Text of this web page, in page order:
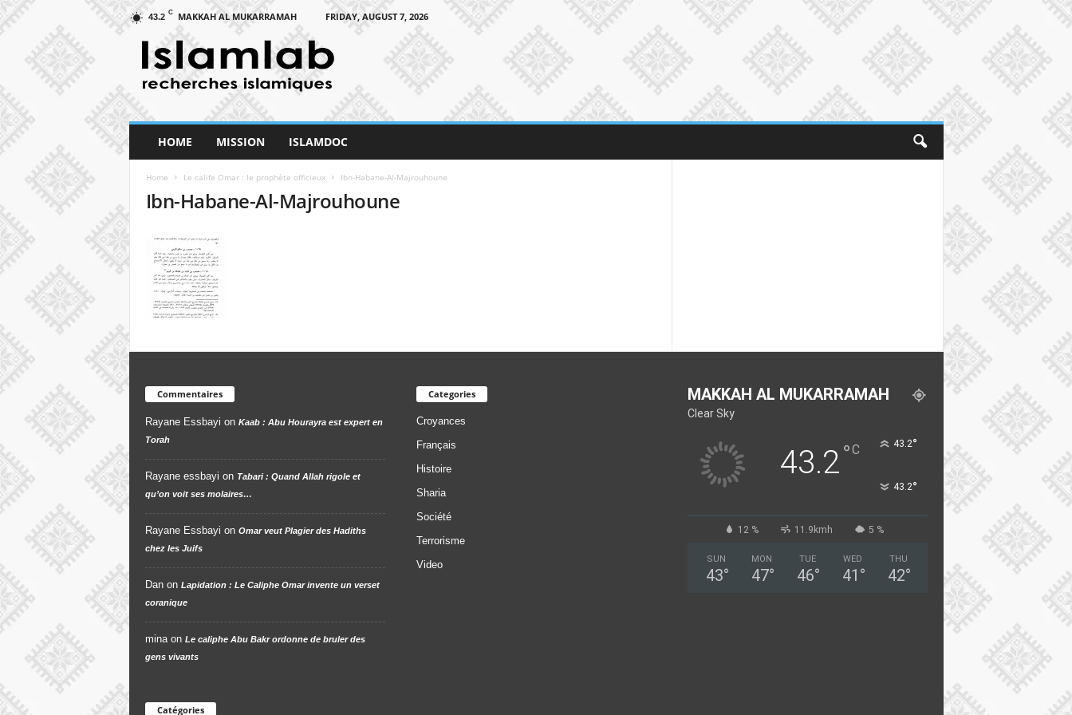
43.2 C MAKKAH AL MUKARRAMAH
FRIDAY, AUGUST 7, 2026
m
L
b
HOME MISSION ISLAMDOC
Home Le calife Omar : le prophète officieux Ibn-Habane-Al-Majrouhoune
Ibn-Habane-Al-Majrouhoune
Commentaires
Rayane Essbayi on Kaab : Abu Hourayra est expert en
Torah
Rayane essbayi on Tabari : Quand Allah rigole et
qu’on voit ses molaires…
Rayane Essbayi on Omar veut Plagier des Hadiths
chez les Juifs
Danon Lapidation : Le Caliphe Omar invente un verset
coranique
minaon Le caliphe Abu Bakr ordonne de bruler des
gens vivants
Catégories
Categories
Croyances
Français
Histoire
Sharia
Société
Terrorisme
Video
MAKKAH AL MUKARRAMAH
Clear Sky
43.2°C 43.2°
43.2°
12 % 11.9kmh 5 %
SUN
43°
MON
47°
TUE
46°
WED
41 °
THU
42°